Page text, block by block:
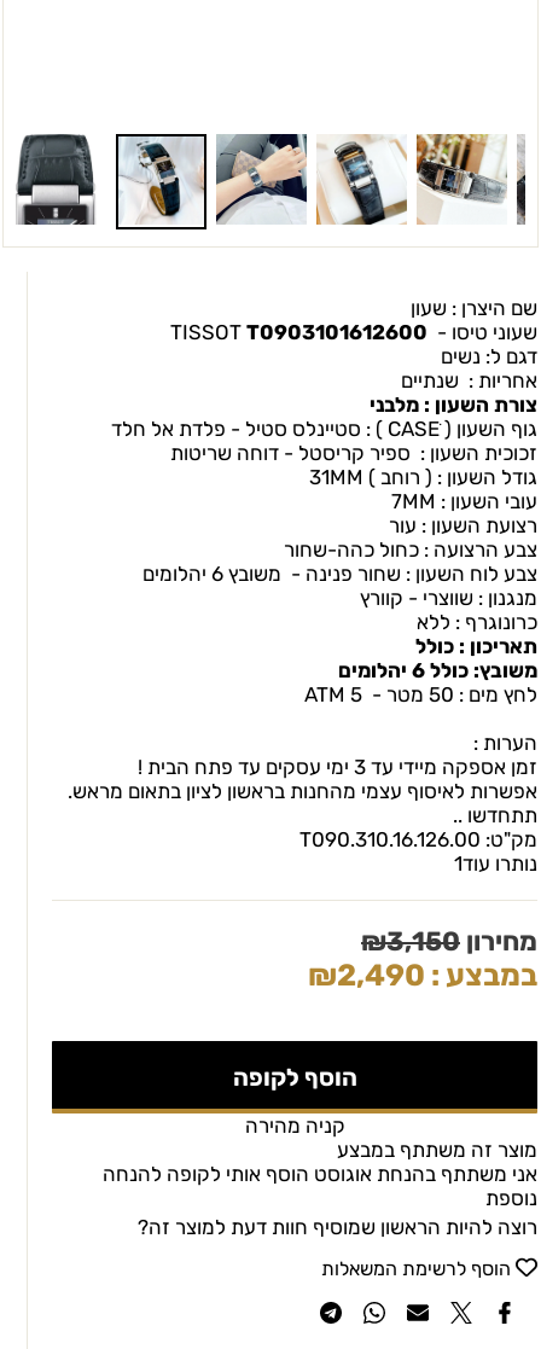
שם היצרן : שעון
שעוני טיסו - T0903101612600
דגם ל: נשים
אחריות : שנתיים
צורת השעון : מלבני
גוף השעון ( CASEׂ ) : סטיינלס סטיל - פלדת אל חלד
זכוכית השעון : ספיר קריסטל - דוחה שריטות
גודל השעון : ( רוחב ) 31MM
עובי השעון : 7MM
רצועת השעון : עור
צבע הרצועה : כחול כהה-שחור
צבע לוח השעון : שחור פנינה - משובץ 6 יהלומים
מנגנון : שווצרי - קוורץ
כרונוגרף : ללא
תאריכון : כולל
משובץ: כולל 6 יהלומים
לחץ מים : 50 מטר - 5 ATM
הערות :
זמן אספקה מיידי עד 3 ימי עסקים עד פתח הבית !
אפשרות לאיסוף עצמי מהחנות בראשון לציון בתאום מראש.
תתחדשו ..
מק"ט: T090.310.16.126.00
נותרו עוד1
מחירון ₪3,150
במבצע : ₪2,490
הוסף לקופה
קניה מהירה
מוצר זה משתתף במבצע
אני משתתף בהנחת אוגוסט הוסף אותי לקופה להנחה
נוספת
רוצה להיות הראשון שמוסיף חוות דעת למוצר זה?
הוסף לרשימת המשאלות